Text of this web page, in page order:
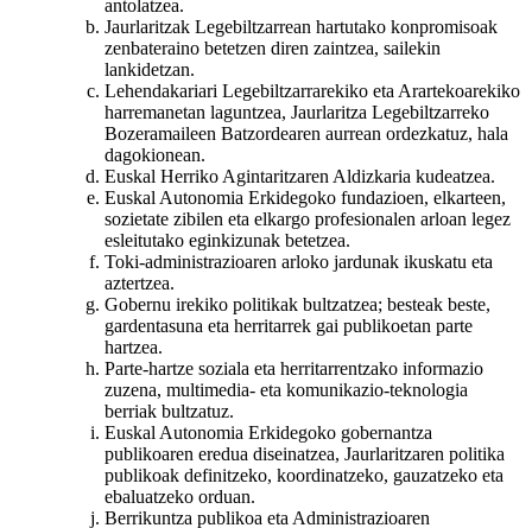
antolatzea.
Jaurlaritzak Legebiltzarrean hartutako konpromisoak
zenbateraino betetzen diren zaintzea, sailekin
lankidetzan.
Lehendakariari Legebiltzarrarekiko eta Arartekoarekiko
harremanetan laguntzea, Jaurlaritza Legebiltzarreko
Bozeramaileen Batzordearen aurrean ordezkatuz, hala
dagokionean.
Euskal Herriko Agintaritzaren Aldizkaria kudeatzea.
Euskal Autonomia Erkidegoko fundazioen, elkarteen,
sozietate zibilen eta elkargo profesionalen arloan legez
esleitutako eginkizunak betetzea.
Toki-administrazioaren arloko jardunak ikuskatu eta
aztertzea.
Gobernu irekiko politikak bultzatzea; besteak beste,
gardentasuna eta herritarrek gai publikoetan parte
hartzea.
Parte-hartze soziala eta herritarrentzako informazio
zuzena, multimedia- eta komunikazio-teknologia
berriak bultzatuz.
Euskal Autonomia Erkidegoko gobernantza
publikoaren eredua diseinatzea, Jaurlaritzaren politika
publikoak definitzeko, koordinatzeko, gauzatzeko eta
ebaluatzeko orduan.
Berrikuntza publikoa eta Administrazioaren